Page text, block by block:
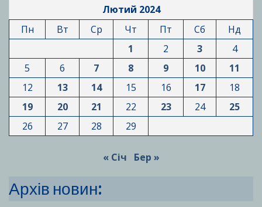
Лютий 2024
Пн
Вт Ср Чт Пт Сб
Нд
1
2 3
4
5
6 7 8 9 10
11
12
13 14 15 16 17
18
19
20 21 22 23 24
25
26
27 28 29
« Січ Бер »
Архів новин: